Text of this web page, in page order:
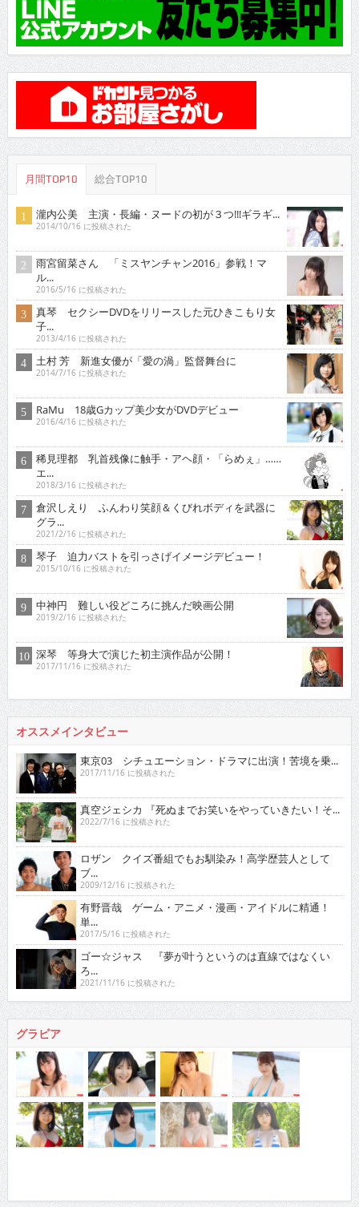
月間TOP10 総合TOP10
瀧内公美 主演・長編・ヌードの初が３つ!!!ギラギ...
2014/10/16 に投稿された
雨宮留菜さん 「ミスヤンチャン2016」参戦！マ
ル...
2016/5/16 に投稿された
真琴 セクシーDVDをリリースした元ひきこもり女
子...
2013/4/16 に投稿された
土村 芳 新進女優が「愛の渦」監督舞台に
2014/7/16 に投稿された
RaMu 18歳Gカップ美少女がDVDデビュー
2016/4/16 に投稿された
稀見理都 乳首残像に触手・アヘ顔・「らめぇ」……
エ...
2018/3/16 に投稿された
倉沢しえり ふんわり笑顔＆くびれボディを武器に
グラ...
2021/2/16 に投稿された
琴子 迫力バストを引っさげイメージデビュー！
2015/10/16 に投稿された
中神円 難しい役どころに挑んだ映画公開
2019/2/16 に投稿された
深琴 等身大で演じた初主演作品が公開！
2017/11/16 に投稿された
オススメインタビュー
東京03 シチュエーション・ドラマに出演！苦境を乗...
2017/11/16 に投稿された
真空ジェシカ 『死ぬまでお笑いをやっていきたい！そ...
2022/7/16 に投稿された
ロザン クイズ番組でもお馴染み！高学歴芸人として
ブ...
2009/12/16 に投稿された
有野晋哉 ゲーム・アニメ・漫画・アイドルに精通！
単...
2017/5/16 に投稿された
ゴー☆ジャス 『夢が叶うというのは直線ではなくい
ろ...
2021/11/16 に投稿された
グラビア